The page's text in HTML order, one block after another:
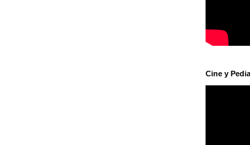
Cine y